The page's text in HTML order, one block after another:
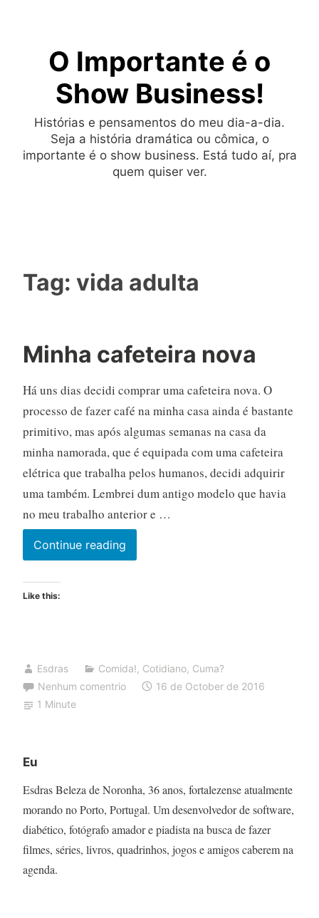
O Importante é o
Show Business!
Histórias e pensamentos do meu dia-a-dia.
Seja a história dramática ou cômica, o
importante é o show business. Está tudo aí, pra
quem quiser ver.
Tag: vida adulta
Minha cafeteira nova
Há uns dias decidi comprar uma cafeteira nova. O
processo de fazer café na minha casa ainda é bastante
primitivo, mas após algumas semanas na casa da
minha namorada, que é equipada com uma cafeteira
elétrica que trabalha pelos humanos, decidi adquirir
uma também. Lembrei dum antigo modelo que havia
no meu trabalho anterior e …
Continue readingMinha
cafeteira
Like this:
Esdras Comida!, Cotidiano, Cuma?
Nenhum comentrio
16 de October de 2016
1 Minute
Eu
Esdras Beleza de Noronha, 36 anos, fortalezense atualmente
morando no Porto, Portugal. Um desenvolvedor de software,
diabético, fotógrafo amador e piadista na busca de fazer
filmes, séries, livros, quadrinhos, jogos e amigos caberem na
agenda.